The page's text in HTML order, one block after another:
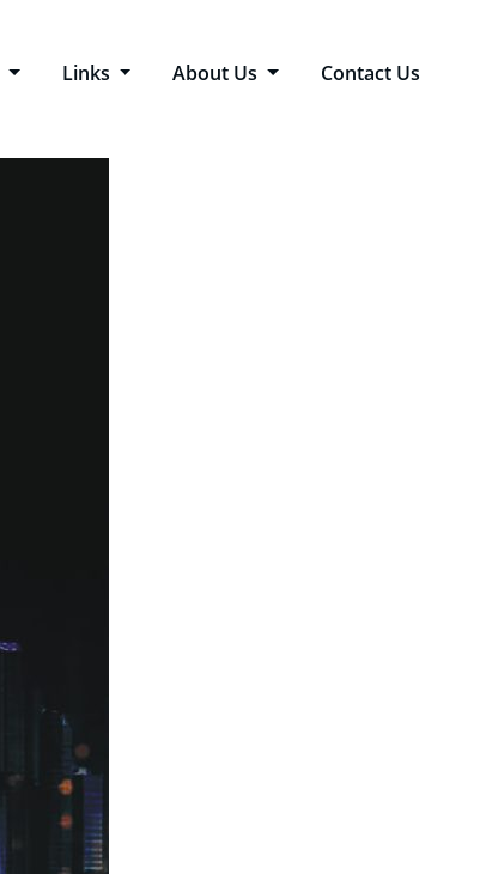
Links About Us Contact Us